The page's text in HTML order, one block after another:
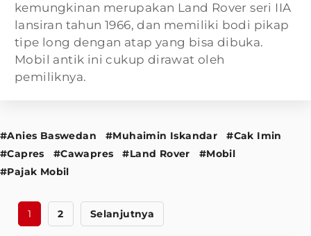
kemungkinan merupakan Land Rover seri IIA
lansiran tahun 1966, dan memiliki bodi pikap
tipe long dengan atap yang bisa dibuka.
Mobil antik ini cukup dirawat oleh
pemiliknya.
#Anies Baswedan #Muhaimin Iskandar
#Cak Imin
#Capres
#Cawapres #Land Rover
#Mobil
#Pajak Mobil
1 2 Selanjutnya